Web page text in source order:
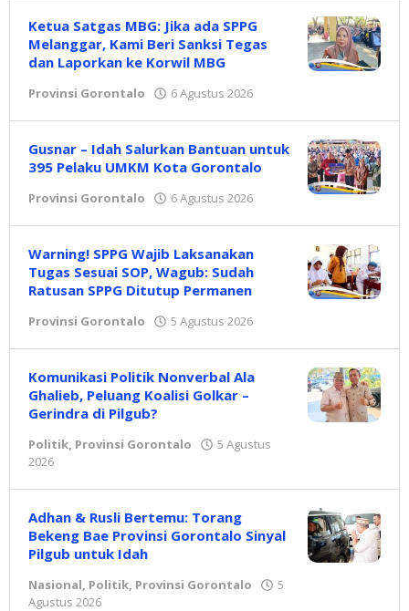
Ketua Satgas MBG: Jika ada SPPG
Melanggar, Kami Beri Sanksi Tegas
dan Laporkan ke Korwil MBG
Provinsi Gorontalo 6 Agustus 2026
Gusnar – Idah Salurkan Bantuan untuk
395 Pelaku UMKM Kota Gorontalo
Provinsi Gorontalo 6 Agustus 2026
Warning! SPPG Wajib Laksanakan
Tugas Sesuai SOP, Wagub: Sudah
Ratusan SPPG Ditutup Permanen
Provinsi Gorontalo 5 Agustus 2026
Komunikasi Politik Nonverbal Ala
Ghalieb, Peluang Koalisi Golkar –
Gerindra di Pilgub?
Politik, Provinsi Gorontalo
5 Agustus
2026
Adhan & Rusli Bertemu: Torang
Bekeng Bae Provinsi Gorontalo Sinyal
Pilgub untuk Idah
Nasional, Politik, Provinsi Gorontalo
5
Agustus 2026